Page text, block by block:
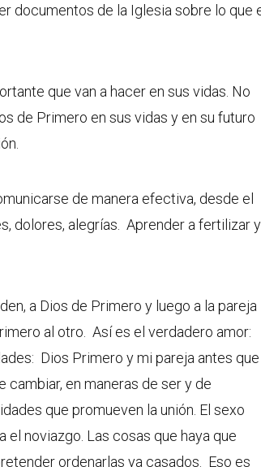
documentos de la Iglesia sobre lo que
que van a hacer en sus vidas. No
de Primero en sus vidas y en su futuro
de manera efectiva, desde el
dolores, alegrías. Aprender a fertilizar y
a Dios de Primero y luego a la pareja
al otro. Así es el verdadero amor:
Dios Primero y mi pareja antes
cambiar, en maneras de ser y de
que promueven la unión. El sexo
noviazgo. Las cosas que haya que
ordenarlas ya casados. Eso es